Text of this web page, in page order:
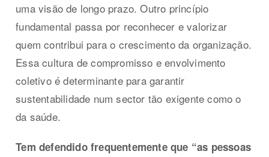
uma visão de longo prazo. Outro princípio
fundamental passa por reconhecer e valorizar
quem contribui para o crescimento da organização.
Essa cultura de compromisso e envolvimento
coletivo é determinante para garantir
sustentabilidade num sector tão exigente como o
da saúde.
Tem defendido frequentemente que “as pessoas